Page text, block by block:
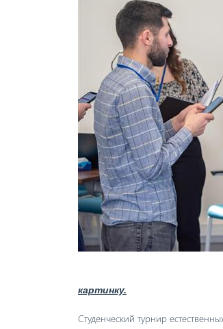
картинку.
Студенческий турнир